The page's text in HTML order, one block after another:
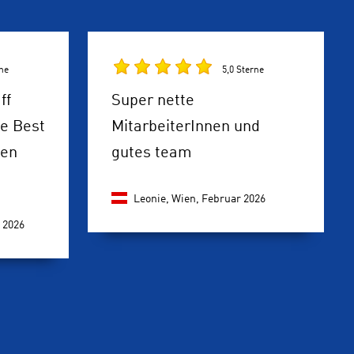
Best
5,0 Sterne
Super nette
MitarbeiterInnen und
gutes team
Leonie, Wien, Februar 2026